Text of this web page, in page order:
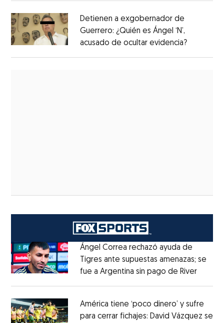
Detienen a exgobernador de
Guerrero: ¿Quién es Ángel ‘N’,
acusado de ocultar evidencia?
Ángel Correa rechazó ayuda de
Tigres ante supuestas amenazas; se
fue a Argentina sin pago de RiverOpens
América tiene ‘poco dinero’ y sufre
para cerrar fichajes: David Vázquez se